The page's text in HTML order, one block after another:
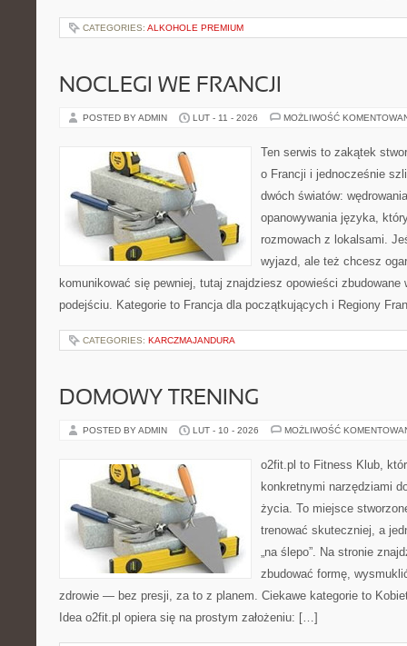
CATEGORIES: ALKOHOLE PREMIUM
NOCLEGI WE FRANCJI
POSTED BY ADMIN LUT - 11 - 2026 MOŻLIWOŚĆ
Ten serwis to zakątek
o Francji i jednocześnie
dwóch światów:
opanowywania języka,
rozmowach z lokalsami.
wyjazd, ale też chcesz
komunikować się pewniej, tutaj znajdziesz opowieści zbudowane
podejściu. Kategorie to Francja dla początkujących i Regiony
CATEGORIES: KARCZMAJANDURA
DOMOWY TRENING
POSTED BY ADMIN LUT - 10 - 2026 MOŻLIWOŚĆ
o2fit.pl to Fitness Klub,
konkretnymi narzędziami
życia. To miejsce
trenować skuteczniej, a
„na ślepo”. Na stronie
zbudować formę,
zdrowie — bez presji, za to z planem. Ciekawe kategorie to
Idea o2fit.pl opiera się na prostym założeniu: […]